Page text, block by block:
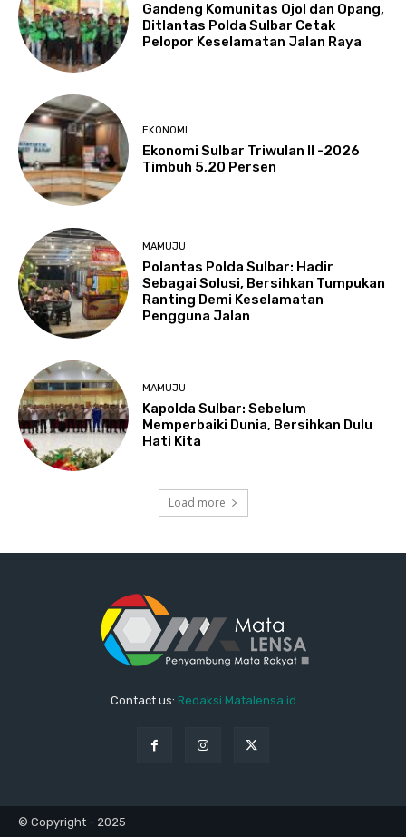
Gandeng Komunitas Ojol dan Opang,
Ditlantas Polda Sulbar Cetak
Pelopor Keselamatan Jalan Raya
EKONOMI
Ekonomi Sulbar Triwulan II -2026
Timbuh 5,20 Persen
MAMUJU
Polantas Polda Sulbar: Hadir
Sebagai Solusi, Bersihkan Tumpukan
Ranting Demi Keselamatan
Pengguna Jalan
MAMUJU
Kapolda Sulbar: Sebelum
Memperbaiki Dunia, Bersihkan Dulu
Hati Kita
Load more
Contact us: Redaksi Matalensa.id
© Copyright - 2025